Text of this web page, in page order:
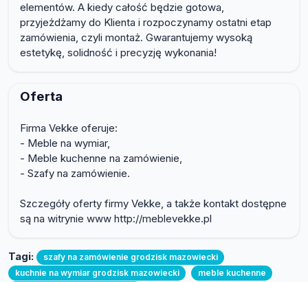
elementów. A kiedy całość będzie gotowa,
przyjeżdżamy do Klienta i rozpoczynamy ostatni etap
zamówienia, czyli montaż. Gwarantujemy wysoką
estetykę, solidność i precyzję wykonania!
Oferta
Firma Vekke oferuje:
- Meble na wymiar,
- Meble kuchenne na zamówienie,
- Szafy na zamówienie.
Szczegóły oferty firmy Vekke, a także kontakt dostępne
są na witrynie www http://meblevekke.pl
Tagi:
szafy na zamówienie grodzisk mazowiecki
kuchnie na wymiar grodzisk mazowiecki
meble kuchenne